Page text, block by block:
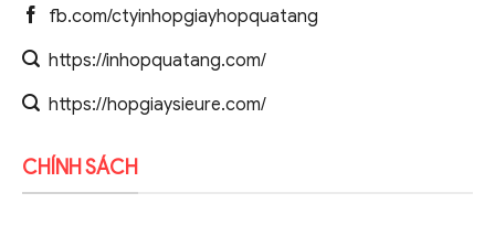
fb.com/ctyinhopgiayhopquatang
https://inhopquatang.com/
https://hopgiaysieure.com/
CHÍNH SÁCH